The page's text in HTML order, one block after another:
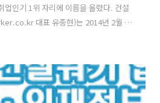
업인기 1위 자리에 이름을 올렸다. 건설
대표 유종현)는 2014년 2월 건
)에서 삼성물산이 종합건설 부문 정상
엔지니어링(엔지니어링), 웅남(전문건
설계), 은민에스앤디(인테리어)가 부문
건설 부문에서는 삼성물산 다음으로 대